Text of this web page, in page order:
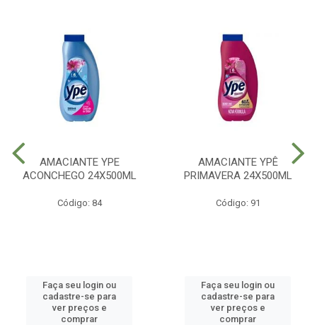
AMACIANTE YPE
ACONCHEGO 24X500ML
Código: 84
Faça seu login ou
cadastre-se para
ver preços e
comprar
AMACIANTE YPÊ
PRIMAVERA 24X500ML
Código: 91
Faça seu login ou
cadastre-se para
ver preços e
comprar